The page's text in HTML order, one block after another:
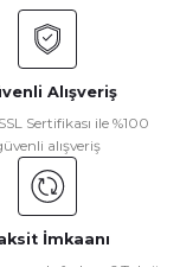
formunu
Alışveriş
Sertifikası ile %100
alışveriş
İmkaanı